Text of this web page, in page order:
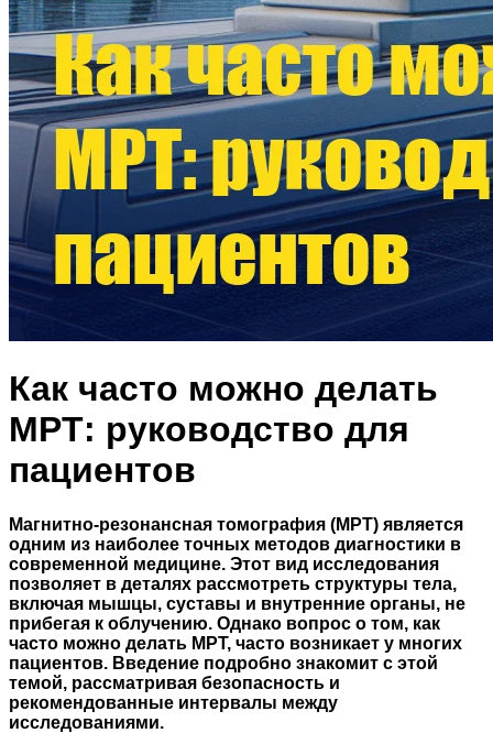
Как часто можно делать
МРТ: руководство для
пациентов
Магнитно-резонансная томография (МРТ) является
одним из наиболее точных методов диагностики в
современной медицине. Этот вид исследования
позволяет в деталях рассмотреть структуры тела,
включая мышцы, суставы и внутренние органы, не
прибегая к облучению. Однако вопрос о том, как
часто можно делать МРТ, часто возникает у многих
пациентов. Введение подробно знакомит с этой
темой, рассматривая безопасность и
рекомендованные интервалы между
исследованиями.